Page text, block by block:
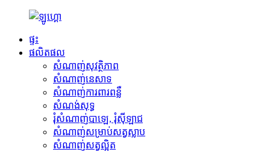
ផ្ទះ
ផលិតផល
សំណាញ់សុវត្ថិភាព
សំណាញ់នេសាទ
សំណាញ់ការពារពន្លឺ
សំណង់សុទ្ធ
រុំសំណាញ់បាឡេ, រុំស៊ីឡាជ
សំណាញ់​សម្រាប់​សត្វ​ស្លាប
សំណាញ់​សត្វល្អិត